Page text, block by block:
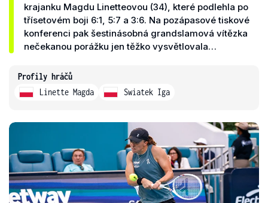
krajanku Magdu Linetteovou (34), které podlehla po
třísetovém boji 6:1, 5:7 a 3:6. Na pozápasové tiskové
konferenci pak šestinásobná grandslamová vítězka
nečekanou porážku jen těžko vysvětlovala…
Profily hráčů
Linette Magda
Swiatek Iga